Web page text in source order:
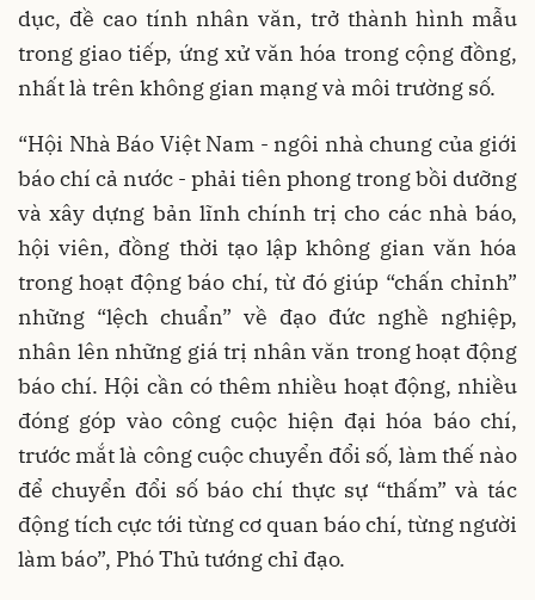
dục, đề cao tính nhân văn, trở thành hình mẫu
trong giao tiếp, ứng xử văn hóa trong cộng đồng,
nhất là trên không gian mạng và môi trường số.
“Hội Nhà Báo Việt Nam - ngôi nhà chung của giới
báo chí cả nước - phải tiên phong trong bồi dưỡng
và xây dựng bản lĩnh chính trị cho các nhà báo,
hội viên, đồng thời tạo lập không gian văn hóa
trong hoạt động báo chí, từ đó giúp “chấn chỉnh”
những “lệch chuẩn” về đạo đức nghề nghiệp,
nhân lên những giá trị nhân văn trong hoạt động
báo chí. Hội cần có thêm nhiều hoạt động, nhiều
đóng góp vào công cuộc hiện đại hóa báo chí,
trước mắt là công cuộc chuyển đổi số, làm thế nào
để chuyển đổi số báo chí thực sự “thấm” và tác
động tích cực tới từng cơ quan báo chí, từng người
làm báo”, Phó Thủ tướng chỉ đạo.